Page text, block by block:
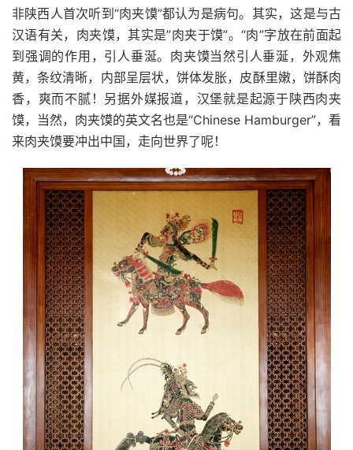
非陕西人首次听到“肉夹馍”都认为是病句。其实，这是与古
汉语有关，肉夹馍，其实是”肉夹于馍”。“肉”字放在前面起
到强调的作用，引人垂涎。肉夹馍当然引人垂涎，外观焦
黄，条纹清晰，内部呈层状，饼体发胀，皮酥里嫩，饼酥肉
香，爽而不腻！另据外媒报道，汉堡就是起源于陕西肉夹
馍，当然，肉夹馍的英文名也是“Chinese Hamburger”，看
来肉夹馍要冲出中国，走向世界了呢！